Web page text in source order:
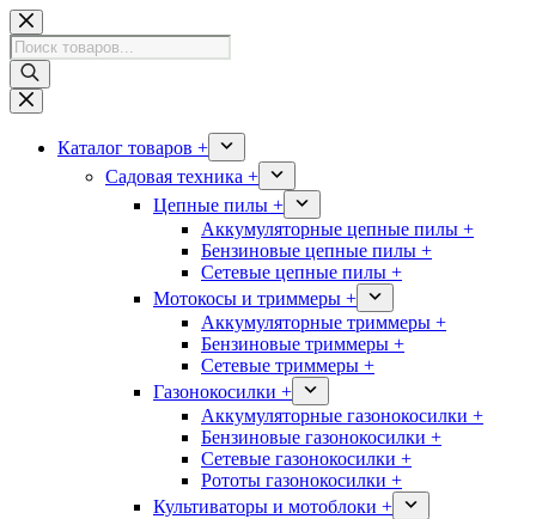
Перейти
к
сути
Поиск
товаров
Каталог товаров +
Садовая техника +
Цепные пилы +
Аккумуляторные цепные пилы +
Бензиновые цепные пилы +
Сетевые цепные пилы +
Мотокосы и триммеры +
Аккумуляторные триммеры +
Бензиновые триммеры +
Сетевые триммеры +
Газонокосилки +
Аккумуляторные газонокосилки +
Бензиновые газонокосилки +
Сетевые газонокосилки +
Рототы газонокосилки +
Культиваторы и мотоблоки +